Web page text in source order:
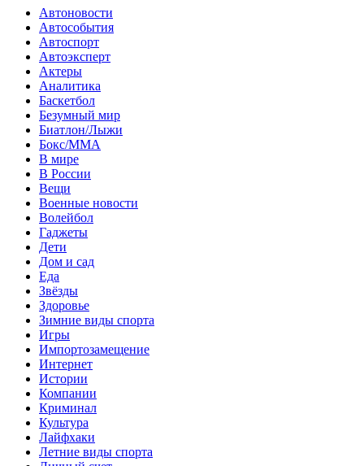
Автоновости
Автособытия
Автоспорт
Автоэксперт
Актеры
Аналитика
Баскетбол
Безумный мир
Биатлон/Лыжи
Бокс/MMA
В мире
В России
Вещи
Военные новости
Волейбол
Гаджеты
Дети
Дом и сад
Еда
Звёзды
Здоровье
Зимние виды спорта
Игры
Импортозамещение
Интернет
Истории
Компании
Криминал
Культура
Лайфхаки
Летние виды спорта